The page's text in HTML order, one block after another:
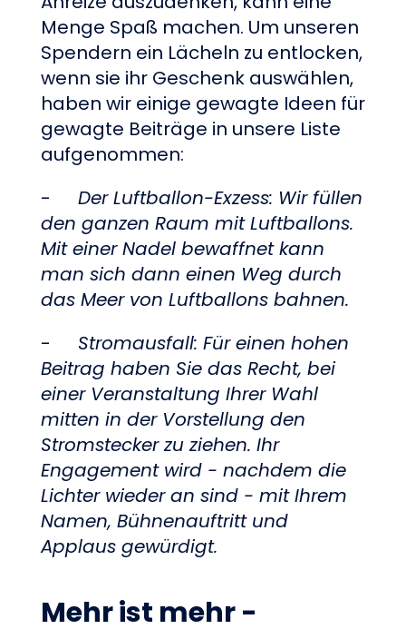
Menge Spaß machen. Um unseren
Spendern ein Lächeln zu entlocken,
wenn sie ihr Geschenk auswählen,
haben wir einige gewagte Ideen für
gewagte Beiträge in unsere Liste
aufgenommen:
- Der Luftballon-Exzess: Wir füllen
den ganzen Raum mit Luftballons.
Mit einer Nadel bewaffnet kann
man sich dann einen Weg durch
das Meer von Luftballons bahnen.
- Stromausfall: Für einen hohen
Beitrag haben Sie das Recht, bei
einer Veranstaltung Ihrer Wahl
mitten in der Vorstellung den
Stromstecker zu ziehen. Ihr
Engagement wird - nachdem die
Lichter wieder an sind - mit Ihrem
Namen, Bühnenauftritt und
Applaus gewürdigt.
Mehr ist mehr -